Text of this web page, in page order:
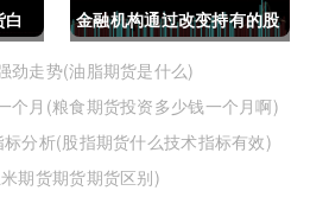
金融机构通过改变持有的股
指期货合约(股指期货合约
最长持有多久)
劲走势(油脂期货是什么)
个月(粮食期货投资多少钱一个月啊)
分析(股指期货什么技术指标有效)
期货期货期货区别)